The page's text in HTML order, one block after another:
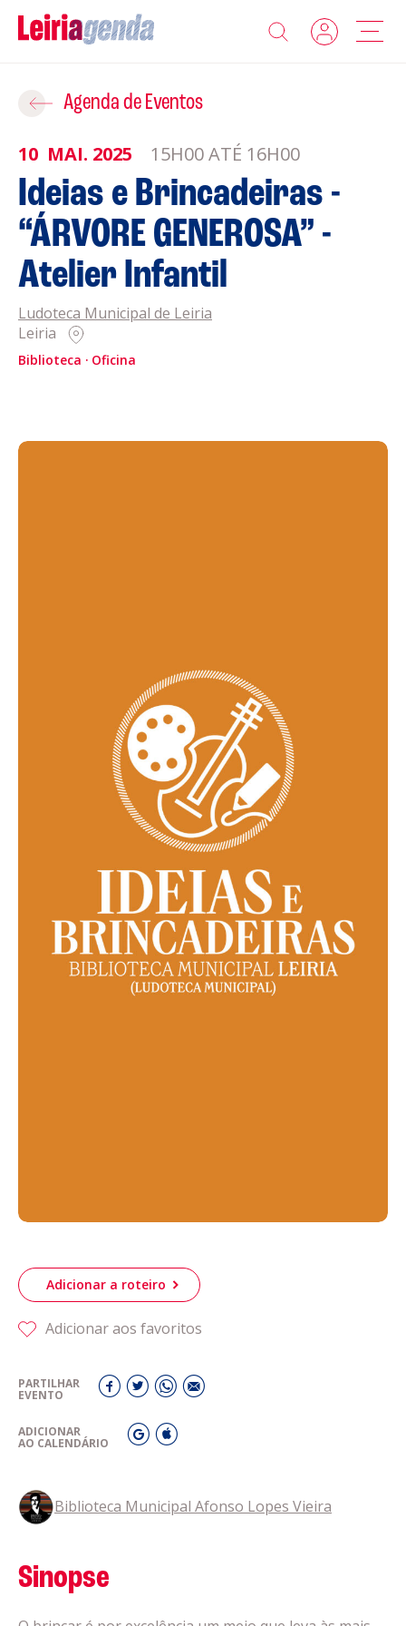
Agenda
Sobre a Leiriagenda
Promotores
Clubes Desportivos
Contactos
Informações
Agenda de Eventos
10 MAI. 2025 15H00 ATÉ 16H00
Ideias e Brincadeiras -
“ÁRVORE GENEROSA” -
Atelier Infantil
Ludoteca Municipal de Leiria
Leiria
Biblioteca Oficina
Adicionar a roteiro
Adicionar aos favoritos
PARTILHAR
EVENTO
ADICIONAR
AO CALENDÁRIO
Biblioteca Municipal Afonso Lopes Vieira
Sinopse
Adicionar ao Roteiro
ROTEIROS EXISTENTES
CRIAR NOVO
Gravar